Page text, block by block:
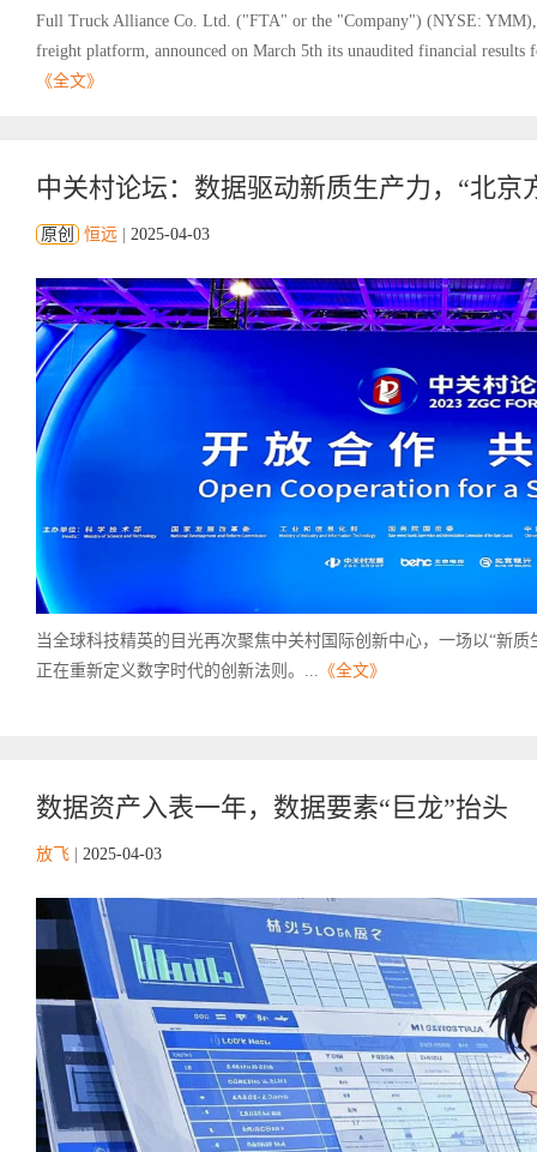
Full Truck Alliance Co. Ltd. ("FTA" or the "Company") (NYSE:
freight platform, announced on March 5th its unaudited financial results
《全文》
中关村论坛：数据驱动新质生产力，“北京
原创 恒远 2025-04-03
当全球科技精英的目光再次聚焦中关村国际创新中心，一场以“新
正在重新定义数字时代的创新法则。... 《全文》
数据资产入表一年，数据要素“巨龙”抬头
放飞 2025-04-03